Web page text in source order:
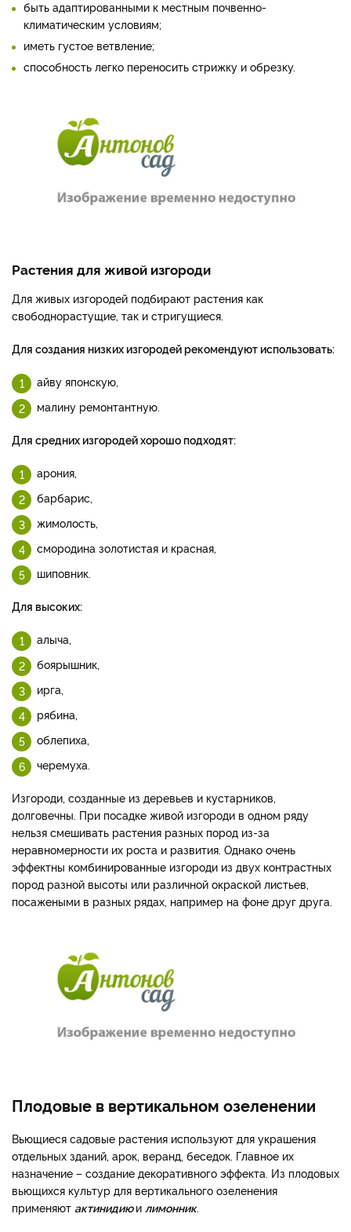
быть адаптированными к местным почвенно-
климатическим условиям;
иметь густое ветвление;
способность легко переносить стрижку и обрезку.
Растения для живой изгороди
Для живых изгородей подбирают растения как
свободнорастущие, так и стригущиеся.
Для создания низких изгородей рекомендуют использовать:
айву японскую,
малину ремонтантную.
Для средних изгородей хорошо подходят:
арония,
барбарис,
жимолость,
смородина золотистая и красная,
шиповник.
Для высоких:
алыча,
боярышник,
ирга,
рябина,
облепиха,
черемуха.
Изгороди, созданные из деревьев и кустарников,
долговечны. При посадке живой изгороди в одном ряду
нельзя смешивать растения разных пород из-за
неравномерности их роста и развития. Однако очень
эффектны комбинированные изгороди из двух контрастных
пород разной высоты или различной окраской листьев,
посажеными в разных рядах, например на фоне друг друга.
Плодовые в вертикальном озеленении
Вьющиеся садовые растения используют для украшения
отдельных зданий, арок, веранд, беседок. Главное их
назначение – создание декоративного эффекта. Из плодовых
вьющихся культур для вертикального озеленения
применяют актинидиюи лимонник.